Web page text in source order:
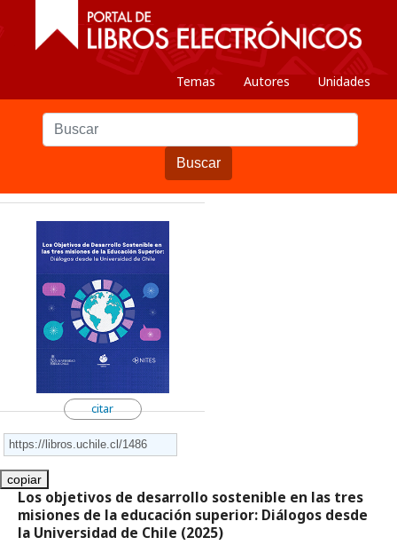
Temas Autores Unidades
Buscar
citar
copiar
Los objetivos de desarrollo sostenible en las tres
misiones de la educación superior: Diálogos desde
la Universidad de Chile (2025)